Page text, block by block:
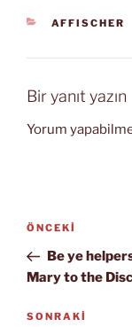
AFFISCHER
Bir yanıt yazın
Yorum
Yazı
Önceki
Yazı
ÖNCEKI
Be ye
Mary to the
Sonraki
SONRAKI